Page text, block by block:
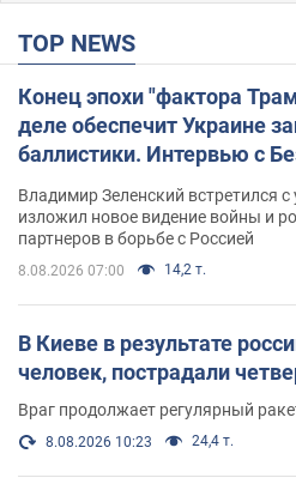
TOP NEWS
Конец эпохи "фактора
деле обеспечит Украине
баллистики. Интервью с
Владимир Зеленский встретился
изложил новое видение войны и
партнеров в борьбе с Россией
8.08.2026 07:00 14,2 т.
В Киеве в результате
человек, пострадали
Враг продолжает регулярный
8.08.2026 10:23 24,4 т.